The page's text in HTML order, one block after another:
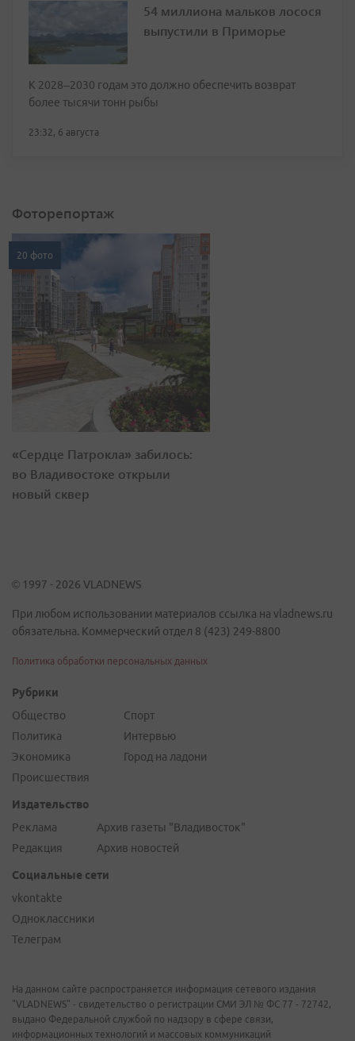
54 миллиона мальков лосося
выпустили в Приморье
К 2028–2030 годам это должно обеспечить возврат
более тысячи тонн рыбы
23:32, 6 августа
Фоторепортаж
20 фото
«Сердце Патрокла» забилось:
во Владивостоке открыли
новый сквер
© 1997 - 2026 VLADNEWS
При любом использовании материалов ссылка на vladnews.ru
обязательна. Коммерческий отдел 8 (423) 249-8800
Политика обработки персональных данных
Рубрики
Общество
Политика
Экономика
Происшествия
Спорт
Интервью
Город на ладони
Издательство
Реклама
Редакция
Архив газеты "Владивосток"
Архив новостей
Социальные сети
vkontakte
Одноклассники
Телеграм
На данном сайте распространяется информация сетевого издания
"VLADNEWS" - свидетельство о регистрации СМИ ЭЛ № ФС 77 - 72742,
выдано Федеральной службой по надзору в сфере связи,
информационных технологий и массовых коммуникаций